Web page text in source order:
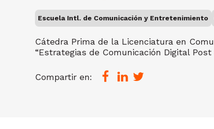
Escuela Intl. de Comunicación y Entretenimiento
Cátedra Prima de la Licenciatura en
“Estrategias de Comunicación Digital Post
Compartir en: